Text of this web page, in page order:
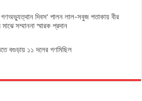
দিবস’ পালন লাল-সবুজ পতাকায় বীর
সম্মাননা স্মারক প্রদান
বগুড়ায় ১১ দলের গণমিছিল